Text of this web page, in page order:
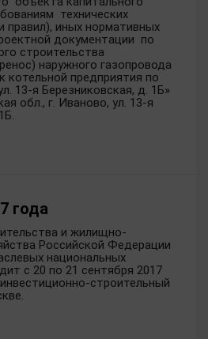
технических
правил), иных нормативных
документации по
строительства
наружного газопровода
котельной предприятия по
13-я Березниковская, д. 1Б»
обл., г. Иваново, ул. 13-я
года
и жилищно-
Российской Федерации
национальных
с 20 по 21 сентября 2017
строительный